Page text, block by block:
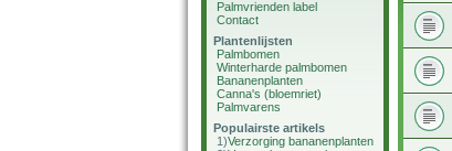
Palmvrienden label
Contact
Plantenlijsten
Palmbomen
Winterharde palmbomen
Bananenplanten
Canna's (bloemriet)
Palmvarens
Populairste artikels
1)Verzorging bananenplanten